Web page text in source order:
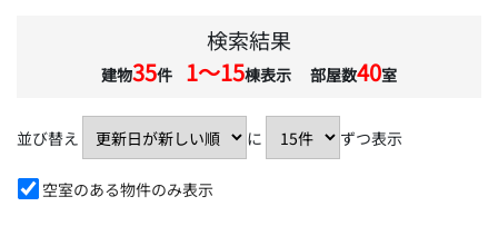
検索結果
建物35件 1〜15棟表示 部屋数40室
並び替え に ずつ表示
空室のある物件のみ表示